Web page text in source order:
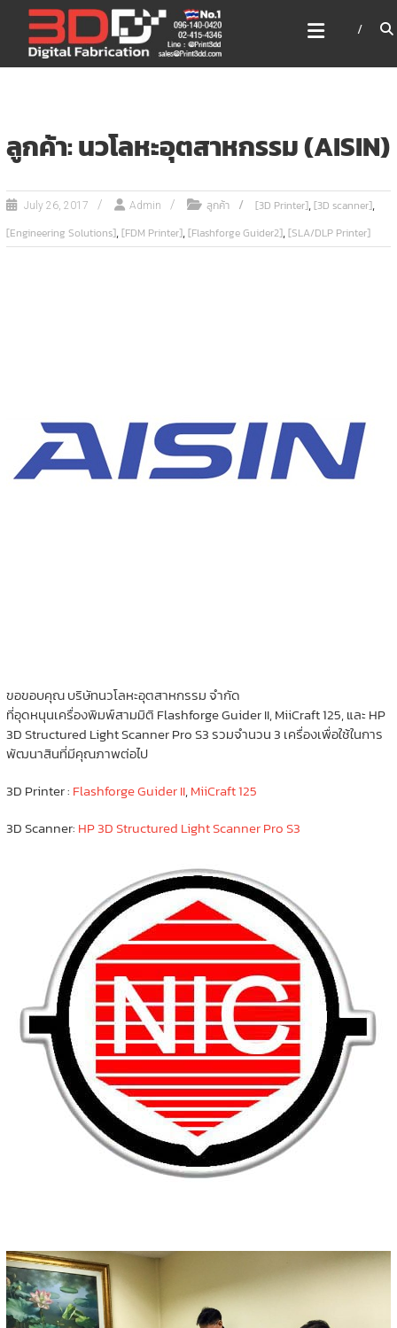
content
3DD DIGITAL FABRICATION
เครื่องพิมพ์3มิติ สแกนเนอร์
เลเซอร์
ลูกค้า: นวโลหะอุตสาหกรรม (AISIN)
July 26, 2017 Admin ลูกค้า [3D Printer],[3D scanner],
[Engineering Solutions],[FDM Printer],[Flashforge Guider2],[SLA/DLP Printer]
ขอขอบคุณ บริษัทนวโลหะอุตสาหกรรม จำกัด
ที่อุดหนุนเครื่องพิมพ์สามมิติ Flashforge Guider II, MiiCraft 125, และ HP
3D Structured Light Scanner Pro S3 รวมจำนวน 3 เครื่องเพื่อใช้ในการ
พัฒนาสินที่มีคุณภาพต่อไป
3D Printer : Flashforge Guider II,MiiCraft 125
3D Scanner: HP 3D Structured Light Scanner Pro S3